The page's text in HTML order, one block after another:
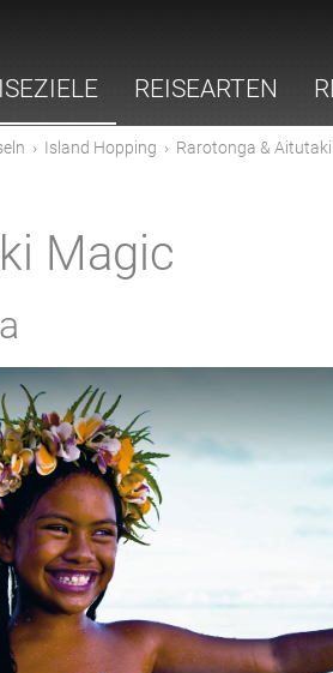
REISEARTEN
› Island Hopping › Rarotonga &
Magic